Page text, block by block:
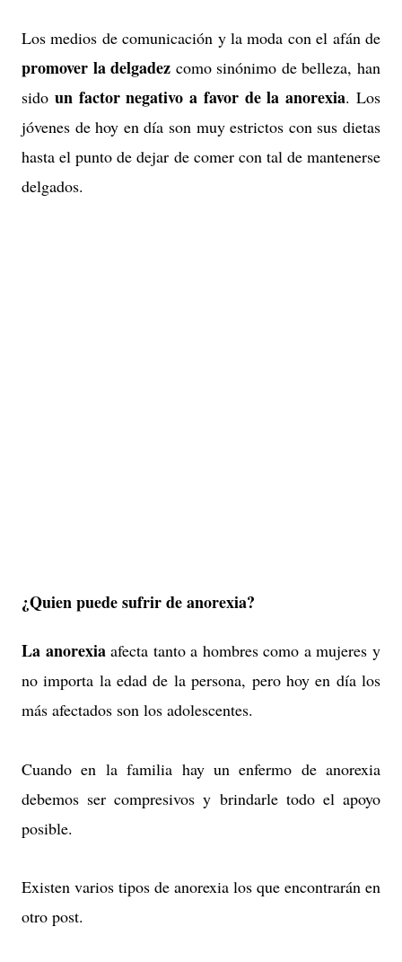
Los medios de comunicación y la moda con el afán de
promover la delgadez como sinónimo de belleza, han
sido un factor negativo a favor de la anorexia. Los
jóvenes de hoy en día son muy estrictos con sus dietas
hasta el punto de dejar de comer con tal de mantenerse
delgados.
¿Quien puede sufrir de anorexia?
La anorexiaafecta tanto a hombres como a mujeres y
no importa la edad de la persona, pero hoy en día los
más afectados son los adolescentes.
Cuando en la familia hay un enfermo de anorexia
debemos ser compresivos y brindarle todo el apoyo
posible.
Existen varios tipos de anorexia los que encontrarán en
otro post.